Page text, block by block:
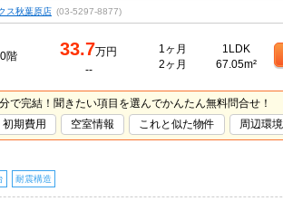
ス秋葉原店 (03-5297-8877)
階 33.7万円
--
1ヶ月
2ヶ月
1LDK
67.05m²
で完結！聞きたい項目を選んでかんたん無料問合せ！
初期費用
空室情報 これと似た物件 周辺環境
耐震構造